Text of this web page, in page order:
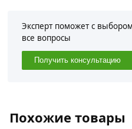
Эксперт поможет с
все вопросы
Получить консультацию
Похожие товары